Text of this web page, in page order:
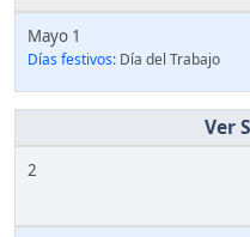
Mayo 1
Días festivos: Día del Trabajo
2